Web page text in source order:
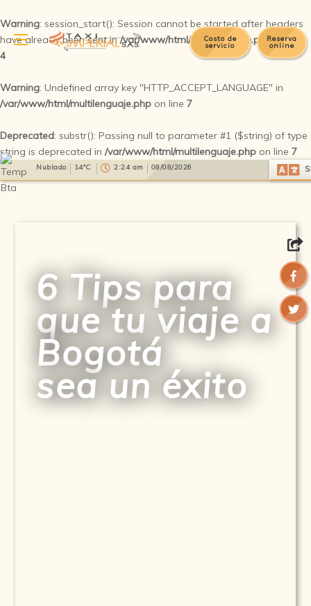
Warning: session_start(): Session cannot be started after headers
have already been sent in/var/www/html/multilenguaje.phpon line
4
Warning: Undefined array key "HTTP_ACCEPT_LANGUAGE" in
/var/www/html/multilenguaje.php on line 7
Deprecated: substr(): Passing null to parameter #1 ($string) of type
string is deprecated in /var/www/html/multilenguaje.php on line 7
Nublado 14°C 2:24 am 08/08/2026 Select Language ▼
Reserva
online
Costo de
servicio
6 Tips para
que tu viaje a
Bogotá
sea un éxito